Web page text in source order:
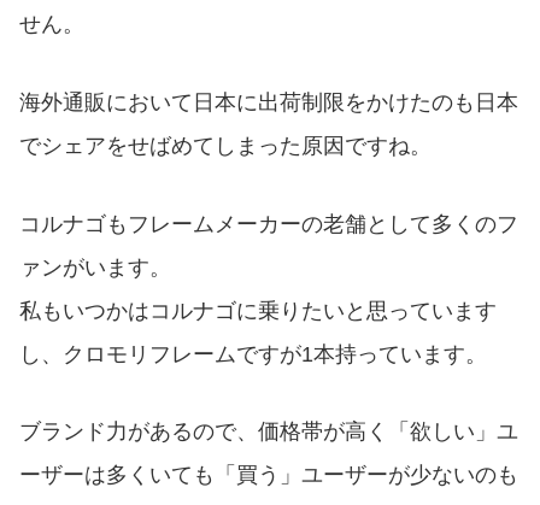
せん。
海外通販において日本に出荷制限をかけたのも日本
でシェアをせばめてしまった原因ですね。
コルナゴもフレームメーカーの老舗として多くのフ
ァンがいます。
私もいつかはコルナゴに乗りたいと思っています
し、クロモリフレームですが1本持っています。
ブランド力があるので、価格帯が高く「欲しい」ユ
ーザーは多くいても「買う」ユーザーが少ないのも